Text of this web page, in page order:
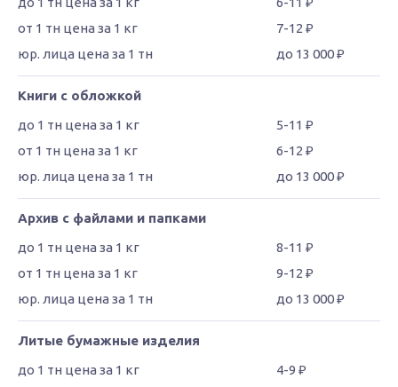
7-12 ₽
до 13 000 ₽
Книги с обложкой
5-11 ₽
6-12 ₽
до 13 000 ₽
Архив с файлами и папками
8-11 ₽
9-12 ₽
до 13 000 ₽
Литые бумажные изделия
4-9 ₽